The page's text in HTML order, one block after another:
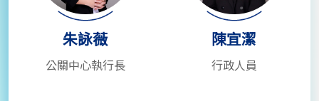
朱詠薇
公關中心執行長
陳宜潔
行政人員